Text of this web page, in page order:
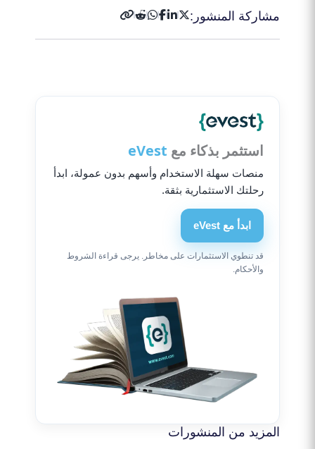
مشاركة المنشور:
استثمر بذكاء مع eVest
منصات سهلة الاستخدام وأسهم بدون عمولة، ابدأ
رحلتك الاستثمارية بثقة.
ابدأ مع eVest
قد تنطوي الاستثمارات على مخاطر. يرجى قراءة الشروط
والأحكام.
المزيد من المنشورات